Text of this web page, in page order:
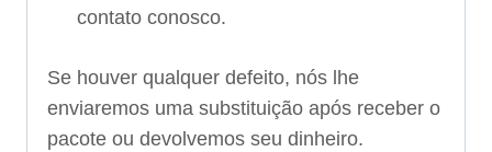
contato conosco.
Se houver qualquer defeito, nós lhe
enviaremos uma substituição após receber o
pacote ou devolvemos seu dinheiro.